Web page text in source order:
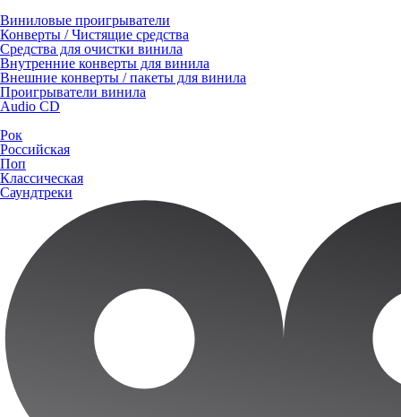
Виниловые проигрыватели
Конверты / Чистящие средства
Средства для очистки винила
Внутренние конверты для винила
Внешние конверты / пакеты для винила
Проигрыватели винила
Audio CD
Рок
Российская
Поп
Классическая
Саундтреки